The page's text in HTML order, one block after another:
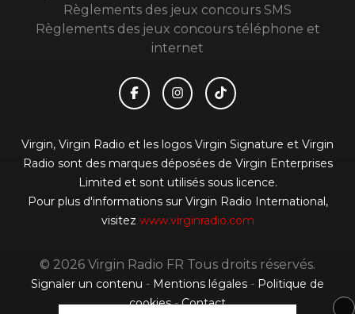
Règlements des jeux concours SMS
Règlements des jeux concours téléphone et
internet
Virgin, Virgin Radio et les logos Virgin Signature et Virgin
Radio sont des marques déposées de Virgin Enterprises
Limited et sont utilisés sous licence.
Pour plus d'informations sur Virgin Radio International,
visitez www.virginradio.com
© 2026 Virgin Radio FR Tous droits réservés.
Signaler un contenu - Mentions légales - Politique de
cookies-Contact